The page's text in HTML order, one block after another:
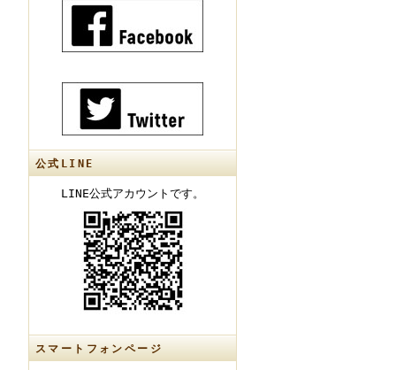
公式LINE
LINE公式アカウントです。
スマートフォンページ